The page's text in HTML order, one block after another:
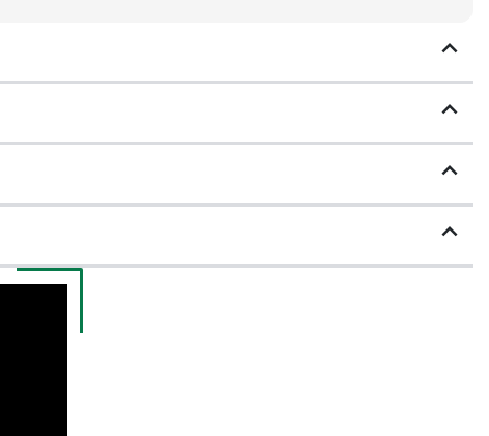
du fascia lataou dutendon rotulien,